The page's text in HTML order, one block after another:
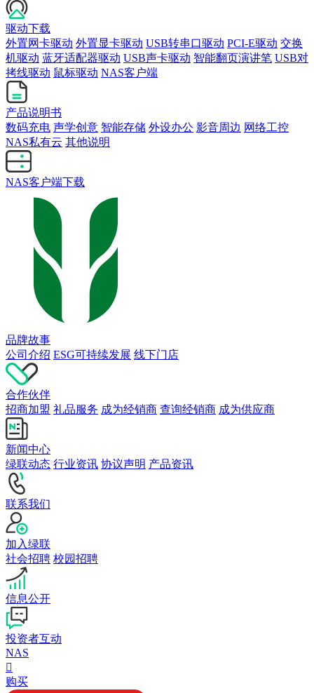
驱动下载
外置网卡驱动 外置显卡驱动 USB转串口驱动 PCI-E驱动 交换
机驱动 蓝牙适配器驱动 USB声卡驱动 智能翻页演讲笔 USB对
拷线驱动 鼠标驱动 NAS客户端
产品说明书
数码充电 声学创意 智能存储 外设办公 影音周边 网络工控
NAS私有云 其他说明
NAS客户端下载
品牌故事
公司介绍 ESG可持续发展 线下门店
合作伙伴
招商加盟 礼品服务 成为经销商 查询经销商 成为供应商
新闻中心
绿联动态 行业资讯 协议声明 产品资讯
联系我们
加入绿联
社会招聘 校园招聘
信息公开
投资者互动
NAS

购买